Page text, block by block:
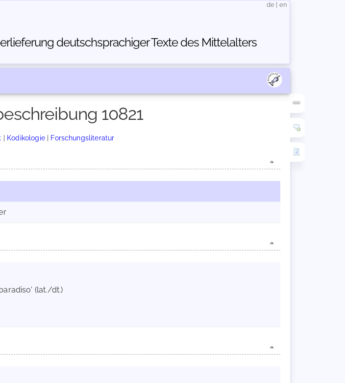
deutschsprachiger Texte des Mittelalters
de en
10821
| Kodikologie| Forschungsliteratur
(lat./dt.)